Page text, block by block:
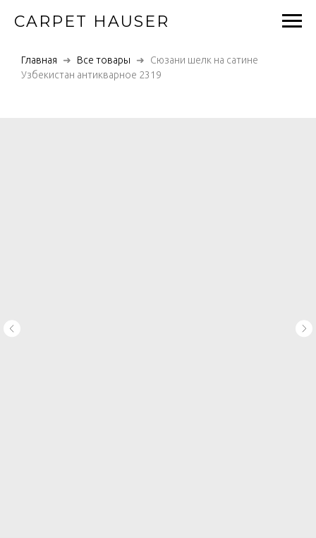
CARPET HAUSER
Главная Все товары
Сюзани шелк на сатине
Узбекистан антикварное 2319